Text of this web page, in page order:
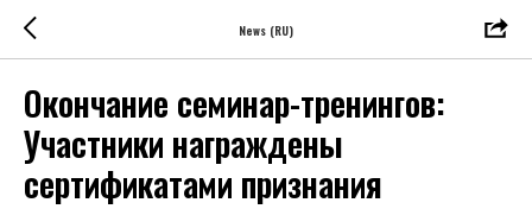
News (RU)
Окончание семинар-тренингов:
Участники награждены
сертификатами признания